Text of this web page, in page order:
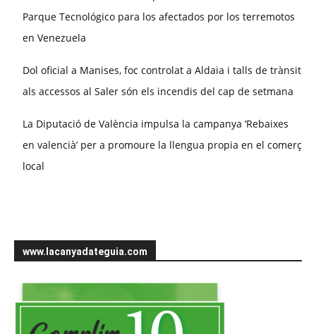
Parque Tecnológico para los afectados por los terremotos
en Venezuela
Dol oficial a Manises, foc controlat a Aldaia i talls de trànsit
als accessos al Saler són els incendis del cap de setmana
La Diputació de València impulsa la campanya ‘Rebaixes
en valencià’ per a promoure la llengua propia en el comerç
local
www.lacanyadateguia.com